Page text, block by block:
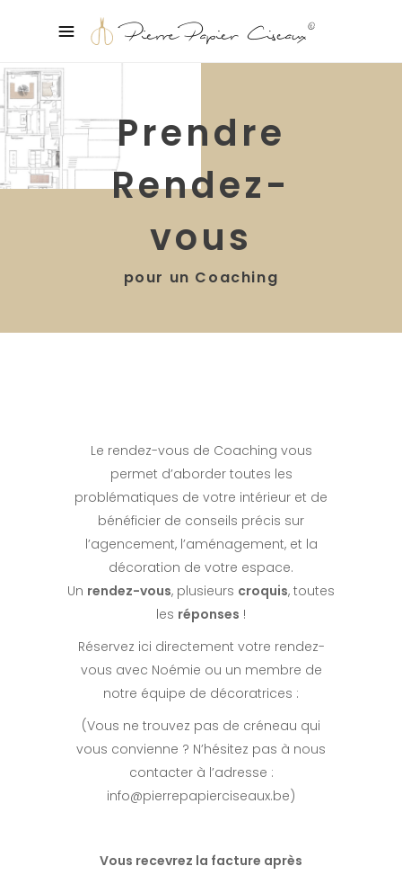
Prendre
Rendez-
vous
pour un Coaching
Le rendez-vous de Coaching vous
permet d’aborder toutes les
problématiques de votre intérieur et de
bénéficier de conseils précis sur
l’agencement, l’aménagement, et la
décoration de votre espace.
Un rendez-vous, plusieurs croquis, toutes
les réponses !
Réservez ici directement votre rendez-
vous avec Noémie ou un membre de
notre équipe de décoratrices :
(Vous ne trouvez pas de créneau qui
vous convienne ? N’hésitez pas à nous
contacter à l’adresse :
info@pierrepapierciseaux.be)
Vous recevrez la facture après